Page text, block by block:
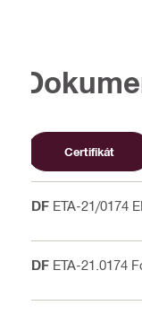
Certifikát
PDF ETA-21/0174
PDF ETA-21.0174